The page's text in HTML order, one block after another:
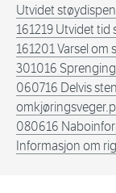
Utvidet
161219 Utvidet
161201 Varsel
301016
060716 Delvis
080616
Informasjon om